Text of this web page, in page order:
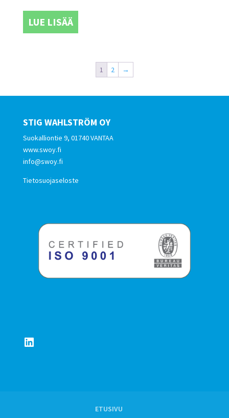
LUE LISÄÄ
1 2 →
STIG WAHLSTRÖM OY
Suokalliontie 9, 01740 VANTAA
www.swoy.fi
info@swoy.fi
Tietosuojaseloste
LinkedIn
ETUSIVU